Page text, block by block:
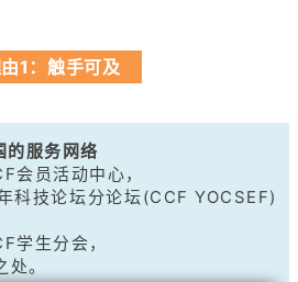
1：触手可及
的服务网络
会员活动中心，
科技论坛分论坛(CCF YOCSEF)
学生分会，
。